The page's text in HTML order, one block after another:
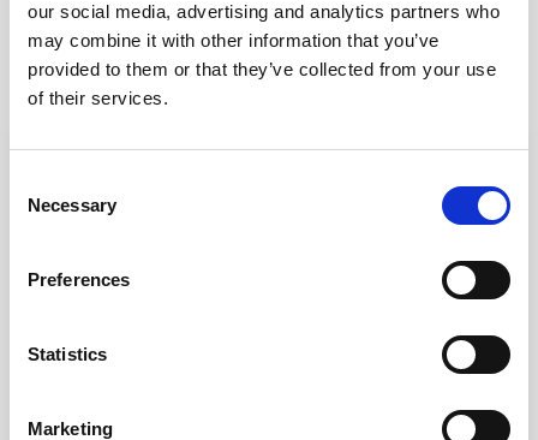
our social media, advertising and analytics partners who
may combine it with other information that you’ve
provided to them or that they’ve collected from your use
of their services.
Selection
Necessary
Preferences
Statistics
Marketing
MEHR ERFAHREN